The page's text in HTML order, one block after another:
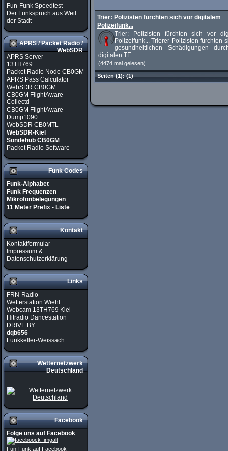
Fun-Funk Speedtest
Der Funkspruch aus Weil
der Stadt
APRS / Packet Radio /
WebSDR
APRS Server
13TH769
Packet Radio Node CB0GM
APRS Pass Calculator
WebSDR CB0GM
CB0GM FlightAware
Collectd
CB0GM FlightAware
Dump1090
WebSDR CB0MTL
WebSDR-Kiel
Sondehub CB0GM
Packet Radio Software
Funk Codes
Funk-Alphabet
Funk Frequenzen
Mikrofonbelegungen
11 Meter Prefix - Liste
Kontakt
Kontaktformular
Impressum &
Datenschutzerklärung
Links
FRN-Radio
Wetterstation Wiehl
Webcam 13TH769 Kiel
Hitradio Dancestation
DRIVE BY
dqb656
Funkkeller-Weissach
Wetternetzwerk
Deutschland
Facebook
Folge uns auf Facebook
Fun-Funk auf Facebook
Trier: Polizisten fürchten sich vor digitalem
Polizeifunk...
Trier: Polizisten fürchten sich vor
Polizeifunk... Trierer Polizisten fürchten
gesundheitlichen Schädigungen
digitalen TE...
(4474 mal gelesen)
Seiten(1):(1)